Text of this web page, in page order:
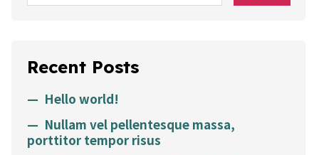
Recent Posts
Hello world!
Nullam vel pellentesque massa,
porttitor tempor risus